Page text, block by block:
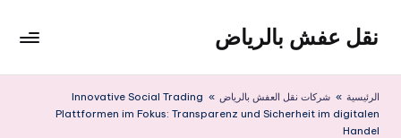
التجاوز
المحتوى
نقل عفش بالرياض
عفش
وتخزين
الرئيسية » شركات نقل العفش بالرياض »
Innovative Social Trading
Plattformen im Fokus: Transparenz und Sicherheit im digitalen
Handel